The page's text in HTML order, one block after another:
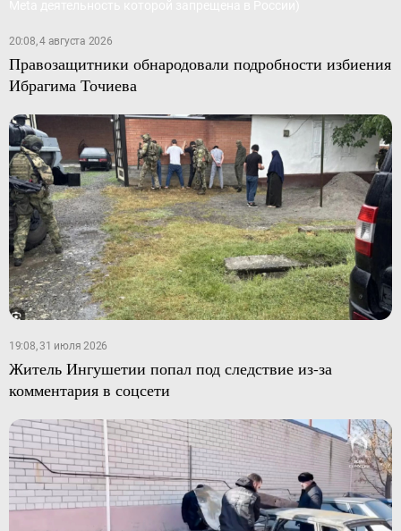
20:08, 4 августа 2026
Правозащитники обнародовали подробности избиения
Ибрагима Точиева
19:08, 31 июля 2026
Житель Ингушетии попал под следствие из-за
комментария в соцсети